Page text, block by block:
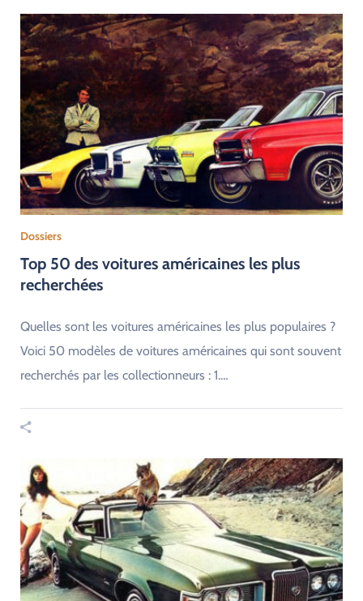
Dossiers
Top 50 des voitures américaines les plus
recherchées
Quelles sont les voitures américaines les plus populaires ?
Voici 50 modèles de voitures américaines qui sont souvent
recherchés par les collectionneurs : 1.…